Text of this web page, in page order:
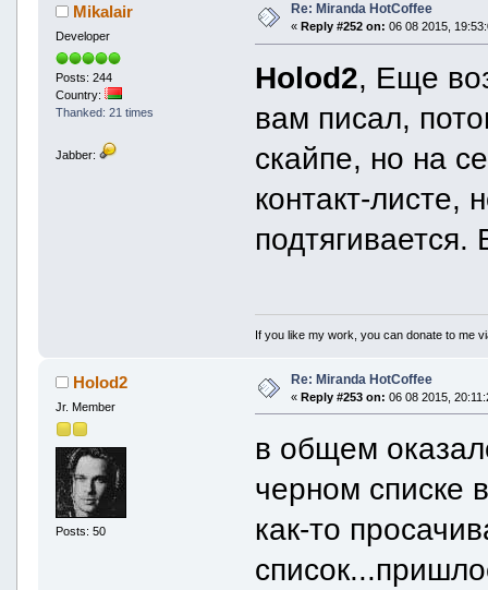
Mikalair
Developer
Posts: 244
Country:
Thanked: 21 times
Jabber:
Re: Miranda HotCoffee
« Reply #252 on: 06 08 2015,
Holod2, Еще
вам писал,
скайпе, но на
контакт-листе,
If you like my work, you can donate to me
Holod2
Jr. Member
Posts: 50
Re: Miranda HotCoffee
« Reply #253 on: 06 08 2015,
в общем
черном списке
как-то